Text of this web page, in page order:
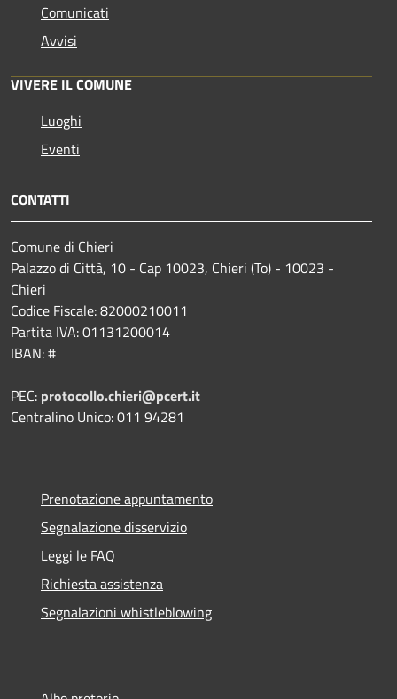
Comunicati
Avvisi
VIVERE IL COMUNE
Luoghi
Eventi
CONTATTI
Comune di Chieri
Palazzo di Città, 10 - Cap 10023, Chieri (To) - 10023 -
Chieri
Codice Fiscale: 82000210011
Partita IVA: 01131200014
IBAN: #
PEC: protocollo.chieri@pcert.it
Centralino Unico: 011 94281
Prenotazione appuntamento
Segnalazione disservizio
Leggi le FAQ
Richiesta assistenza
Segnalazioni whistleblowing